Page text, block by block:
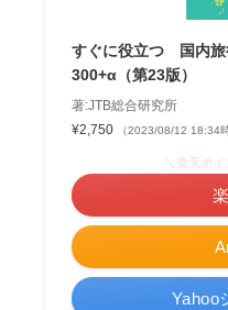
すぐに役立つ 国内旅
300+α（第23版）
著:JTB総合研究所
¥2,750
（2023/08/12 18:34
＼楽天ポ
Yahoo